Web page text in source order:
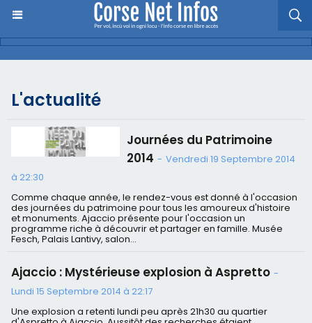
L'actualité
Journées du Patrimoine
2014 - Vendredi 19 Septembre 2014
à 22:30
Comme chaque année, le rendez-vous est donné à l'occasion
des journées du patrimoine pour tous les amoureux d'histoire
et monuments. Ajaccio présente pour l'occasion un
programme riche à découvrir et partager en famille. Musée
Fesch, Palais Lantivy, salon...
Ajaccio : Mystérieuse explosion à Aspretto -
Lundi 15 Septembre 2014 à 22:17
Une explosion a retenti lundi peu après 21h30 au quartier